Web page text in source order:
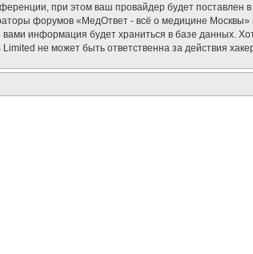
при этом ваш провайдер будет поставлен
форумов «МедОтвет - всё о медицине Москвы»
вами информация будет храниться в базе данных.
не может быть ответственна за действия